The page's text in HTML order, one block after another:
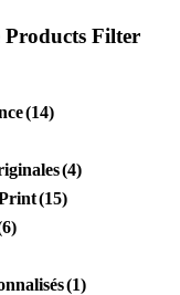
Products Filter
(14)
(4)
(15)
(1)